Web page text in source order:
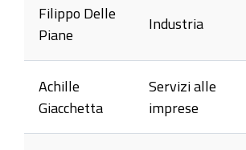
Filippo Delle
Piane
Industria
Achille
Giacchetta
Servizi alle
imprese